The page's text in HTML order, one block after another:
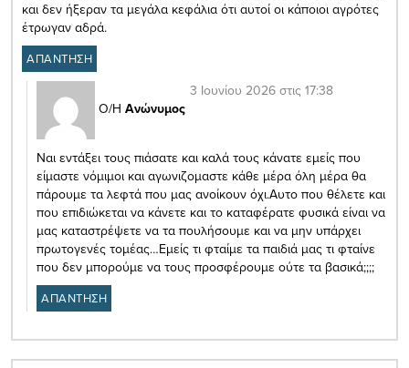
και δεν ήξεραν τα μεγάλα κεφάλια ότι αυτοί οι κάποιοι αγρότες
έτρωγαν αδρά.
ΑΠΑΝΤΗΣΗ
Ο/Η Ανώνυμος
3 Ιουνίου 2026 στις 17:38
Ναι εντάξει τους πιάσατε και καλά τους κάνατε εμείς που
είμαστε νόμιμοι και αγωνιζομαστε κάθε μέρα όλη μέρα θα
πάρουμε τα λεφτά που μας ανοίκουν όχι.Αυτο που θέλετε και
που επιδιώκεται να κάνετε και το καταφέρατε φυσικά είναι να
μας καταστρέψετε να τα πουλήσουμε και να μην υπάρχει
πρωτογενές τομέας…Εμείς τι φταίμε τα παιδιά μας τι φταίνε
που δεν μπορούμε να τους προσφέρουμε ούτε τα βασικά;;;;
ΑΠΑΝΤΗΣΗ